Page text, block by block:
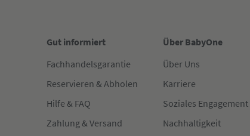
Gut informiert
Fachhandelsgarantie
Reservieren & Abholen
Hilfe & FAQ
Zahlung & Versand
Über BabyOne
Über Uns
Karriere
Soziales Engagement
Nachhaltigkeit